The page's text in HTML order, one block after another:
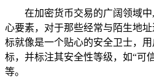
在加密货币交易的广阔领域
心要素，对于那些经常与陌生地
标就像是一个贴心的安全卫士，
标，并标注其安全性等级，如“可
等。